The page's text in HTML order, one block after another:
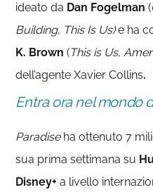
ideato da Dan Fogelman (
Building, This Is Us)e ha
K. Brown (This is Us,
dell’agente Xavier Collins.
Entra ora nel mondo
Paradiseha ottenuto 7
sua prima settimana su
Disney+ a livello